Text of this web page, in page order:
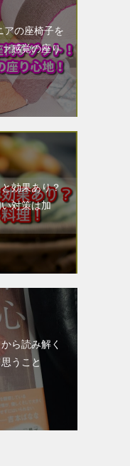
アの座椅子を
感覚の座り
効果あり？
対策は加
ら読み解く
うこと